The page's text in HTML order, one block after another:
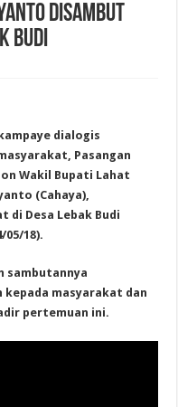
DISAMBUT
BUDI
kampaye dialogis
Pasangan
Wakil Bupati Lahat
(Cahaya),
di Desa Lebak Budi
05/18).
sambutannya
kepada masyarakat dan
pertemuan ini.